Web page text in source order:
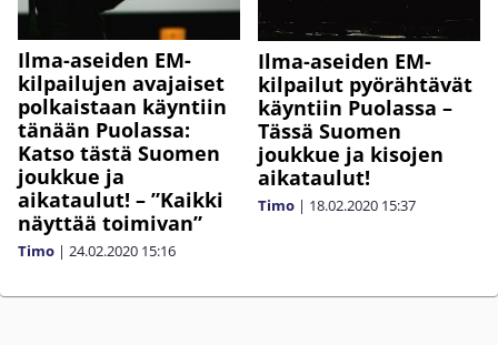
Ilma-aseiden EM-
kilpailujen avajaiset
polkaistaan käyntiin
tänään Puolassa:
Katso tästä Suomen
joukkue ja
aikataulut! – ”Kaikki
näyttää toimivan”
Timo | 24.02.2020 15:16
Ilma-aseiden EM-
kilpailut pyörähtävät
käyntiin Puolassa –
Tässä Suomen
joukkue ja kisojen
aikataulut!
Timo | 18.02.2020 15:37